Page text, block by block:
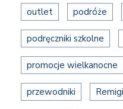
outlet podróże
podręczniki szkolne
promocje wielkanocne
przewodniki